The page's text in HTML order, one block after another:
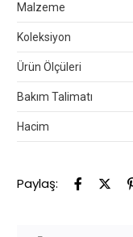
Malzeme
Koleksiyon
Ürün Ölçüleri
Bakım Talimatı
Hacim
Paylaş: